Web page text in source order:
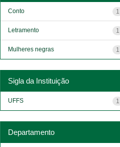
1
Conto
1
Letramento
1
Mulheres negras
Sigla da Instituição
1
UFFS
Departamento